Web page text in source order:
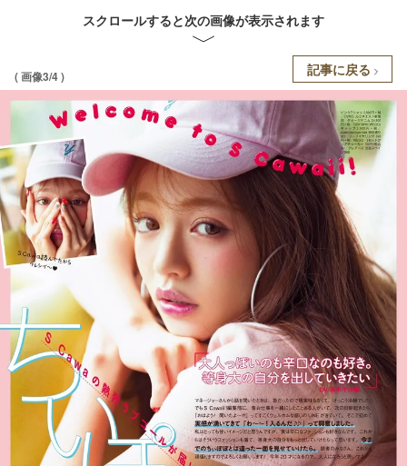
スクロールすると次の画像が表示されます
( 画像3/4 ) 記事に戻る